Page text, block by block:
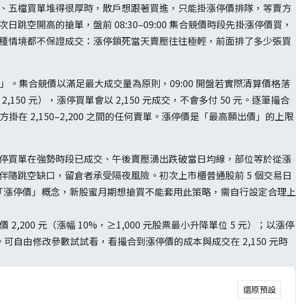
五檔買單堆得很厚時，散戶想跟著買進，只能掛漲停價排隊，等賣方
跳空開高的搶單，盤前 08:30–09:00 集合競價時段先掛漲停價買，
情境都不保證成交：漲停鎖死當天賣壓往往極輕，前面排了多少張買
。集合競價以滿足最大成交量為原則，09:00 開盤若實際清算價格落
元），漲停買單會以 2,150 元成交，不會多付 50 元。逐筆撮合
掛在 2,150–2,200 之間的任何賣單。漲停價是「最高願出價」的上限
買單在強勢時段已成交、午後賣壓湧出跌破當日均線，部位等於從漲
隨跳空缺口，留倉者承受隔夜風險。初次上市櫃普通股前 5 個交易日
停價」概念，新股蜜月期想搶買不能套用此策略，需自行設定合理上
2,200 元（漲幅 10%，≥1,000 元股票最小升降單位 5 元）；以漲停
自由修改參數試試看，看撮合到漲停價的成本與成交在 2,150 元時
還原預設